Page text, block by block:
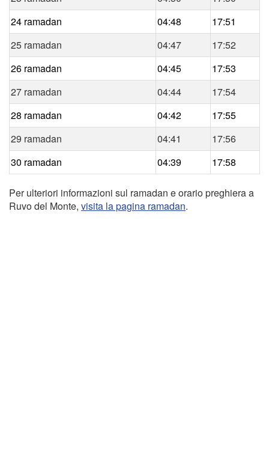
24 ramadan
04:48
17:51
25 ramadan
04:47
17:52
26 ramadan
04:45
17:53
27 ramadan
04:44
17:54
28 ramadan
04:42
17:55
29 ramadan
04:41
17:56
30 ramadan
04:39 17:58
Per ulteriori informazioni sul ramadan e orario preghiera a
Ruvo del Monte, visita la pagina ramadan.